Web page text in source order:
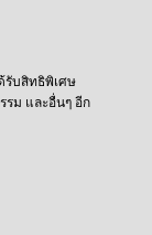
รับสิทธิพิเศษ
รม และอื่นๆ อีก